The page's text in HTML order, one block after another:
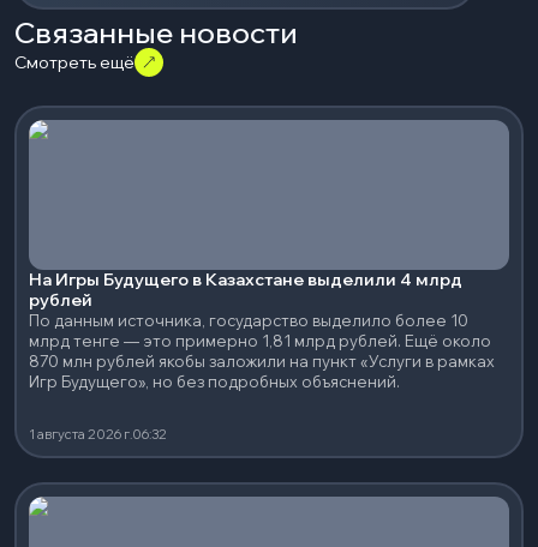
Связанные новости
Смотреть ещё
На Игры Будущего в Казахстане выделили 4 млрд
рублей
По данным источника, государство выделило более 10
млрд тенге — это примерно 1,81 млрд рублей. Ещё около
870 млн рублей якобы заложили на пункт «Услуги в рамках
Игр Будущего», но без подробных объяснений.
1 августа 2026 г.06:32